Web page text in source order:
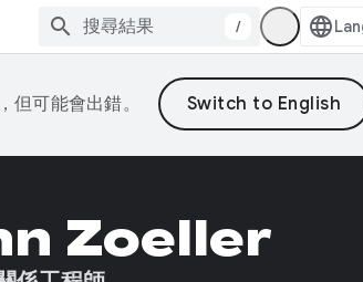
/
可能會出錯。
Zoeller